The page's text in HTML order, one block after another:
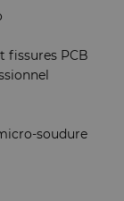
fissures PCB
soudure